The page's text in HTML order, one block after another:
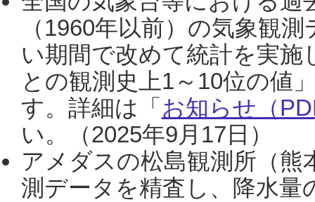
（1960年以前）の気象観
い期間で改めて統計を実
との観測史上1～10位の値
す。詳細は「 お知らせ（
い。（2025年9月17日）
アメダスの松島観測所（熊
測データを精査し、降水